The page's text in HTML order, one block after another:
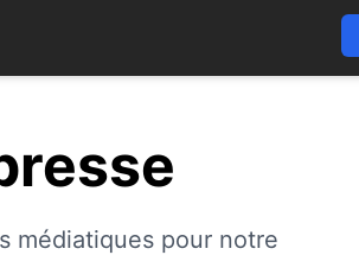
médiatiques pour notre